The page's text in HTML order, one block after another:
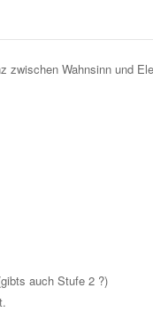
zwischen Wahnsinn und
auch Stufe 2 ?)